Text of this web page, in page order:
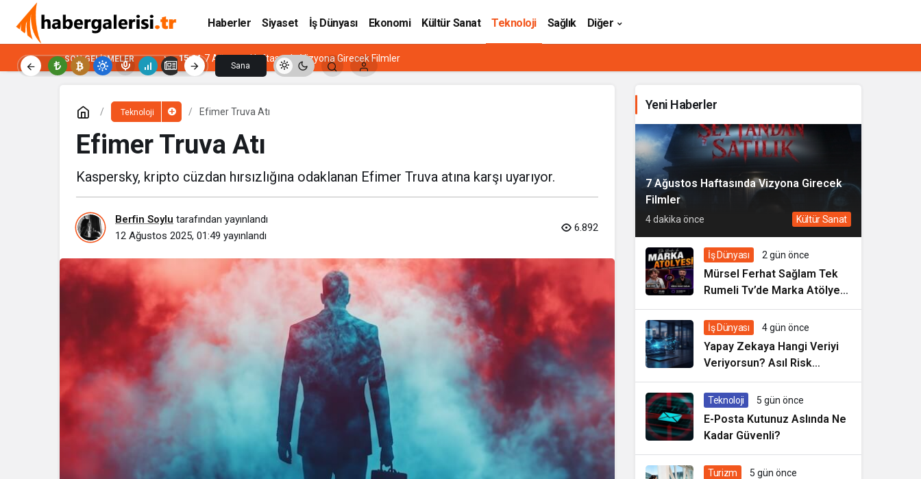
Haberler Siyaset İş Dünyası Ekonomi Kültür Sanat Teknoloji Sağlık Diğer
Sana
SON GELIŞMELER 15:04 7 Ağustos Haftasında Vizyona Girecek Filmler
Teknoloji Efimer Truva Atı
Efimer Truva Atı
Kaspersky, kripto cüzdan hırsızlığına odaklanan Efimer Truva atına karşı uyarıyor.
Berfin Soylu tarafından yayınlandı
12 Ağustos 2025, 01:49 yayınlandı
6.892
Yeni Haberler
7 Ağustos Haftasında Vizyona Girecek
Filmler
4 dakika önce Kültür Sanat
İş Dünyası 2 gün önce
Mürsel Ferhat Sağlam Tek
Rumeli Tv’de Marka Atölyesi
Programına Konuk Oldu
İş Dünyası 4 gün önce
Yapay Zekaya Hangi Veriyi
Veriyorsun? Asıl Risk
Ürettiğin Değil, Verdiğin
Veride
Teknoloji 5 gün önce
E-Posta Kutunuz Aslında Ne
Kadar Güvenli?
Turizm 5 gün önce